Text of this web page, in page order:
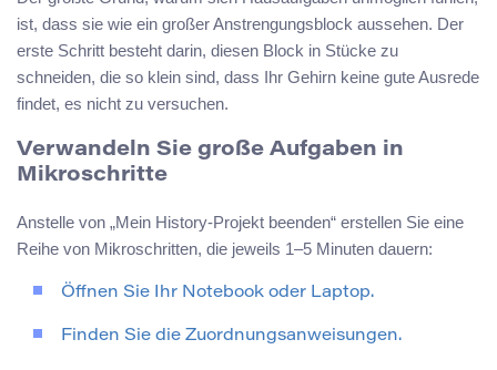
ist, dass sie wie ein großer Anstrengungsblock aussehen. Der
erste Schritt besteht darin, diesen Block in Stücke zu
schneiden, die so klein sind, dass Ihr Gehirn keine gute Ausrede
findet, es nicht zu versuchen.
Verwandeln Sie große Aufgaben in
Mikroschritte
Anstelle von „Mein History-Projekt beenden“ erstellen Sie eine
Reihe von Mikroschritten, die jeweils 1–5 Minuten dauern:
Öffnen Sie Ihr Notebook oder Laptop.
Finden Sie die Zuordnungsanweisungen.